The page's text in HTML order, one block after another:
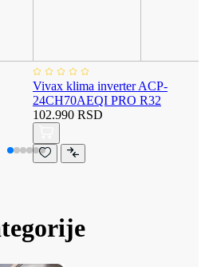
Vivax klima inverter ACP-
24CH70AEQI PRO R32
102.990 RSD